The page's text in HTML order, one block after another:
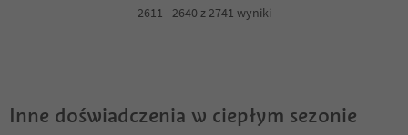
10
2611 - 2640 z 2741 wyniki
Inne doświadczenia w ciepłym sezonie